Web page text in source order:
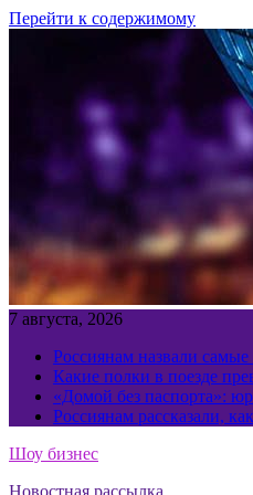
Перейти к содержимому
7 августа, 2026
Россиянам назвали
Какие полки в поезде
«Домой без паспорта»:
Россиянам рассказали,
Шоу бизнес
Новостная рассылка